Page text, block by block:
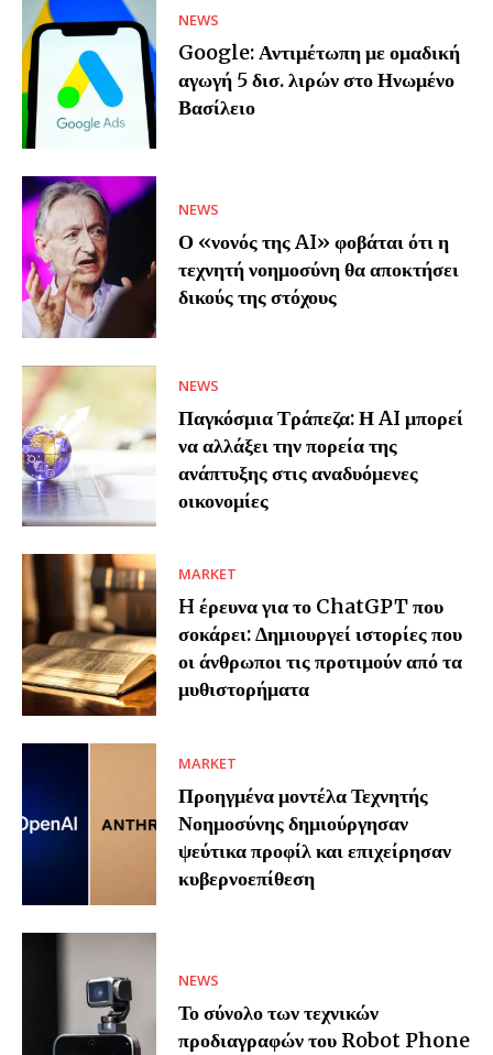
NEWS
Google: Αντιμέτωπη με ομαδική
αγωγή 5 δισ. λιρών στο Ηνωμένο
Βασίλειο
NEWS
Ο «νονός της AI» φοβάται ότι η
τεχνητή νοημοσύνη θα αποκτήσει
δικούς της στόχους
NEWS
Παγκόσμια Τράπεζα: Η AI μπορεί
να αλλάξει την πορεία της
ανάπτυξης στις αναδυόμενες
οικονομίες
MARKET
H έρευνα για το ChatGPT που
σοκάρει: Δημιουργεί ιστορίες που
οι άνθρωποι τις προτιμούν από τα
μυθιστορήματα
MARKET
Προηγμένα μοντέλα Τεχνητής
Νοημοσύνης δημιούργησαν
ψεύτικα προφίλ και επιχείρησαν
κυβερνοεπίθεση
NEWS
Το σύνολο των τεχνικών
προδιαγραφών του Robot Phone